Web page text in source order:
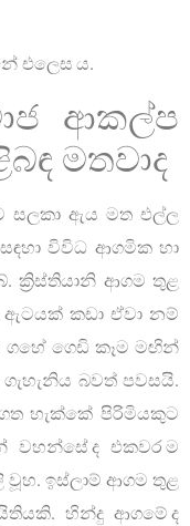
එලෙස ය.
ආකල්ප
මතවාද
සලකා ඇය මත එල්ල
විවිධ ආගමික හා
ක්‍රිස්තියානි ආගම තුළ
කඩා ඒවා නම්
ගහේ ගෙඩි කෑම මඟින්
බවත් පවසයි.
හැක්කේ පිරිමියකුට
වහන්සේ ද එකවර ම
වූහ. ඉස්ලාම් ආගම තුළ
හින්දු ආගමේ ද